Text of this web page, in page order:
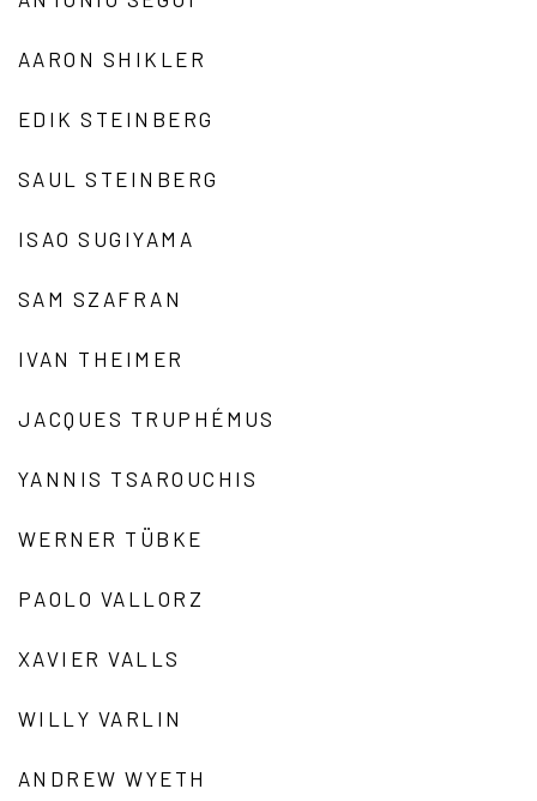
AARON SHIKLER
EDIK STEINBERG
SAUL STEINBERG
ISAO SUGIYAMA
SAM SZAFRAN
IVAN THEIMER
JACQUES TRUPHÉMUS
YANNIS TSAROUCHIS
WERNER TÜBKE
PAOLO VALLORZ
XAVIER VALLS
WILLY VARLIN
ANDREW WYETH